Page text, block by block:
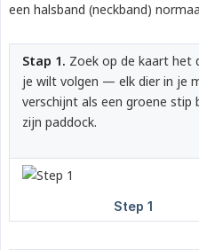
een halsband (neckband)
Stap 1. Zoek op de kaart het
je wilt volgen — elk dier in je
verschijnt als een groene stip
zijn paddock.